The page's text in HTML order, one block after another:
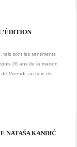
tels sont les sentiments
26 ans de la maison
Vivendi, au sein du...
NATAŠA KANDIĆ